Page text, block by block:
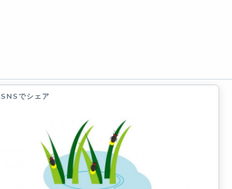
SNSでシェア